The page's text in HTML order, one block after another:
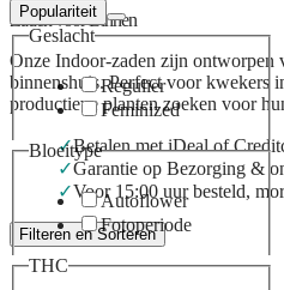
Populariteit
Geslacht
Regulier
Feminized
Bloeitype
Autoflower
Fotoperiode
THC
Zaden voor Binnen
Onze Indoor-zaden zijn ontworpen
binnenshuis. Perfect voor kwekers
productieve planten zoeken voor
Betalen met iDeal of
Garantie op Bezorging &
Voor 15:00 uur besteld,
Filteren en Sorteren